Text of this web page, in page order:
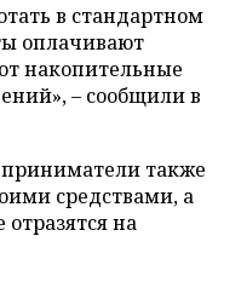
в стандартном
оплачивают
накопительные
– сообщили в
также
средствами, а
на